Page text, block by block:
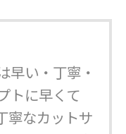
早い・丁寧・
トに早くて
寧なカットサ